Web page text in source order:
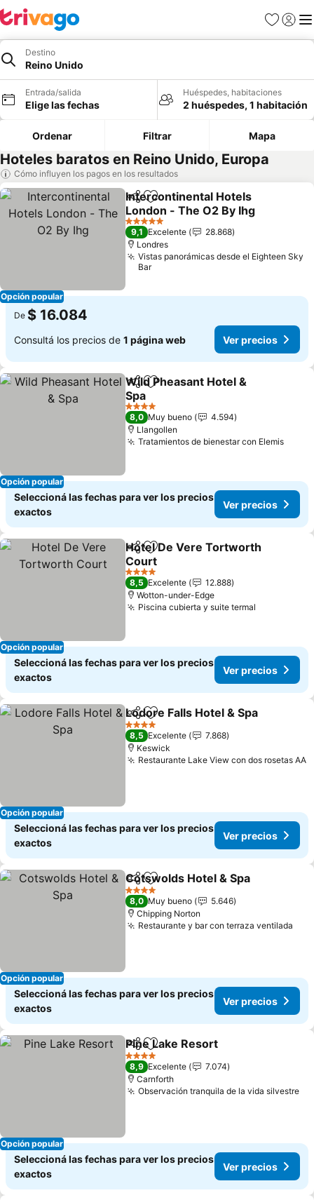
Favoritos
Iniciar
Destino
Reino Unido
Entrada/salida
Elige las fechas
Huéspedes, habitaciones
2 huéspedes, 1 habitación
Ordenar Filtrar Mapa
Hoteles baratos en Reino Unido, Europa
Cómo influyen los pagos en los resultados
Opción popular
CompartirAñadir a favoritos
Intercontinental Hotels
London - The O2 By Ihg
Ver precios
5 Estrellas
9,1 Excelente
28.868
Londres
Vistas panorámicas desde el Eighteen Sky
Bar
De $ 16.084
Consultá los precios de 1 página web Ver precios
Opción popular
CompartirAñadir a favoritos
Wild Pheasant Hotel &
Spa
Ver precios
4 Estrellas
8,0 Muy bueno
4.594
Llangollen
Tratamientos de bienestar con ElemisVer
Seleccioná las fechas para ver los precios
exactos
Ver precios
Opción popular
CompartirAñadir a favoritos
Hotel De Vere Tortworth
Court
Ver precios
4 Estrellas
8,5 Excelente
12.888
Wotton-under-Edge
Piscina cubierta y suite termal
Seleccioná las fechas para ver los precios
exactos
Ver precios
Opción popular
CompartirAñadir a favoritos
Lodore Falls Hotel & Spa
4 Estrellas
8,5 Excelente
7.868
Keswick
Restaurante Lake View con dos rosetas AA
Seleccioná las fechas para ver los precios
exactos
Ver precios
Opción popular
CompartirAñadir a favoritos
Cotswolds Hotel & Spa
4 Estrellas
8,0 Muy bueno
5.646
Chipping Norton
Restaurante y bar con terraza ventilada
Seleccioná las fechas para ver los precios
exactos
Ver precios
Opción popular
CompartirAñadir a favoritos
Pine Lake Resort
4 Estrellas
8,9 Excelente
7.074
Carnforth
Observación tranquila de la vida silvestre
Seleccioná las fechas para ver los precios
exactos
Ver precios